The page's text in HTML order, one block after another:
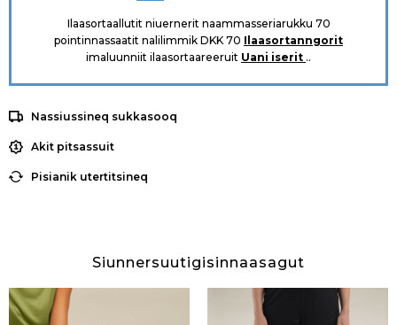
Ilaasortaallutit niuernerit naammasseriarukku 70
pointinnassaatit nalilimmik DKK 70 Ilaasortanngorit
imaluunniit ilaasortaareeruit Uani iserit ..
Nassiussineq sukkasooq
Akit pitsassuit
Pisianik utertitsineq
Siunnersuutigisinnaasagut